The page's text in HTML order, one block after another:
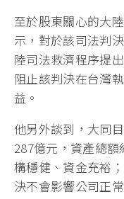
至於股東關心的大
示，對於該司法判
陸司法救濟程序提
阻止該判決在台灣
益。
他另外談到，大同
287億元，資產總
構穩健、資金充裕
決不會影響公司正